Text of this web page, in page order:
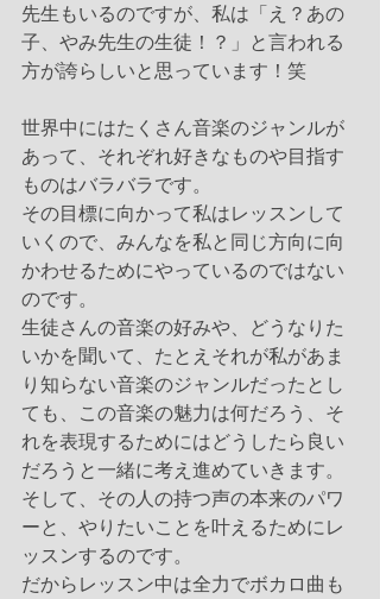
先生もいるのですが、私は「え？あの
子、やみ先生の生徒！？」と言われる
方が誇らしいと思っています！笑
世界中にはたくさん音楽のジャンルが
あって、それぞれ好きなものや目指す
ものはバラバラです。
その目標に向かって私はレッスンして
いくので、みんなを私と同じ方向に向
かわせるためにやっているのではない
のです。
生徒さんの音楽の好みや、どうなりた
いかを聞いて、たとえそれが私があま
り知らない音楽のジャンルだったとし
ても、この音楽の魅力は何だろう、そ
れを表現するためにはどうしたら良い
だろうと一緒に考え進めていきます。
そして、その人の持つ声の本来のパワ
ーと、やりたいことを叶えるためにレ
ッスンするのです。
だからレッスン中は全力でボカロ曲も